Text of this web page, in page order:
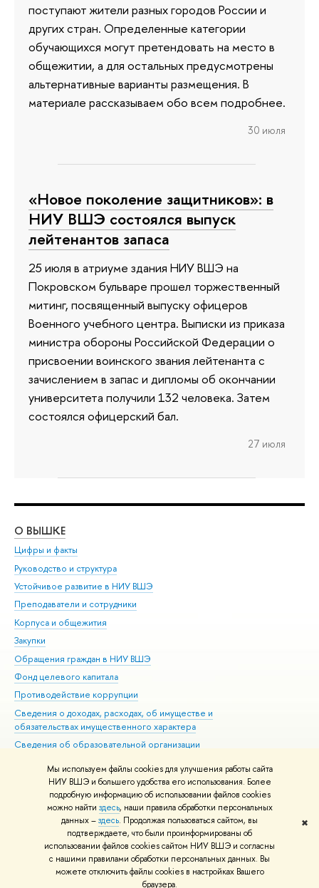
Мы используем файлы cookies для улучшения работы сайта
НИУ ВШЭ и большего удобства его использования. Более
подробную информацию об использовании файлов cookies
можно найти здесь, наши правила обработки персональных
данных –здесь. Продолжая пользоваться сайтом, вы
подтверждаете, что были проинформированы об
использовании файлов cookies сайтом НИУ ВШЭ и согласны
с нашими правилами обработки персональных данных. Вы
можете отключить файлы cookies в настройках Вашего
браузера.
✖
поступают жители разных городов России и
других стран. Определенные категории
обучающихся могут претендовать на место в
общежитии, а для остальных предусмотрены
альтернативные варианты размещения. В
материале рассказываем обо всем подробнее.
30 июля
«Новое поколение защитников»: в
НИУ ВШЭ состоялся выпуск
лейтенантов запаса
25 июля в атриуме здания НИУ ВШЭ на
Покровском бульваре прошел торжественный
митинг, посвященный выпуску офицеров
Военного учебного центра. Выписки из приказа
министра обороны Российской Федерации о
присвоении воинского звания лейтенанта с
зачислением в запас и дипломы об окончании
университета получили 132 человека. Затем
состоялся офицерский бал.
27 июля
О ВЫШКЕ
Цифры и факты
Руководство и структура
Устойчивое развитие в НИУ ВШЭ
Преподаватели и сотрудники
Корпуса и общежития
Закупки
Обращения граждан в НИУ ВШЭ
Фонд целевого капитала
Противодействие коррупции
Сведения о доходах, расходах, об имуществе и
обязательствах имущественного характера
Сведения об образовательной организации
Людям с ограниченными возможностями здоровья
Единая платежная страница
Работа в Вышке
© НИУ ВШЭ 1993–2026 Адреса и контакты Условия использования
материалов Политика конфиденциальности Карта сайта
Шрифты HSE Sans и HSE Slab разработаны вШколе дизайна НИУ ВШЭ